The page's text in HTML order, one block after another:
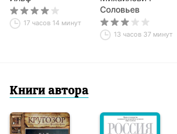
17 часов 14 минут
Соловьев
13 часов 37 минут
Книги автора